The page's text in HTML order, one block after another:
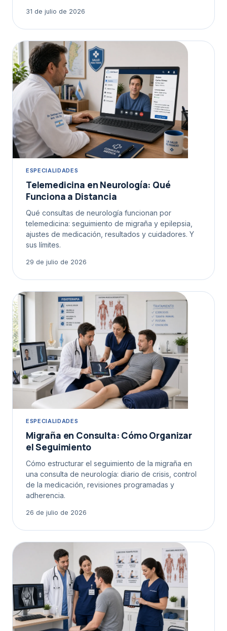
31 de julio de 2026
ESPECIALIDADES
Telemedicina en Neurología: Qué
Funciona a Distancia
Qué consultas de neurología funcionan por
telemedicina: seguimiento de migraña y epilepsia,
ajustes de medicación, resultados y cuidadores. Y
sus límites.
29 de julio de 2026
ESPECIALIDADES
Migraña en Consulta: Cómo Organizar
el Seguimiento
Cómo estructurar el seguimiento de la migraña en
una consulta de neurología: diario de crisis, control
de la medicación, revisiones programadas y
adherencia.
26 de julio de 2026